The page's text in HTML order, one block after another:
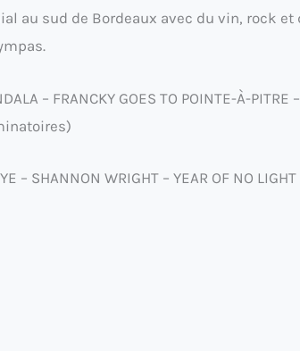
au sud de Bordeaux avec du vin, rock et
– FRANCKY GOES TO POINTE-À-PITRE –
– SHANNON WRIGHT – YEAR OF NO LIGHT